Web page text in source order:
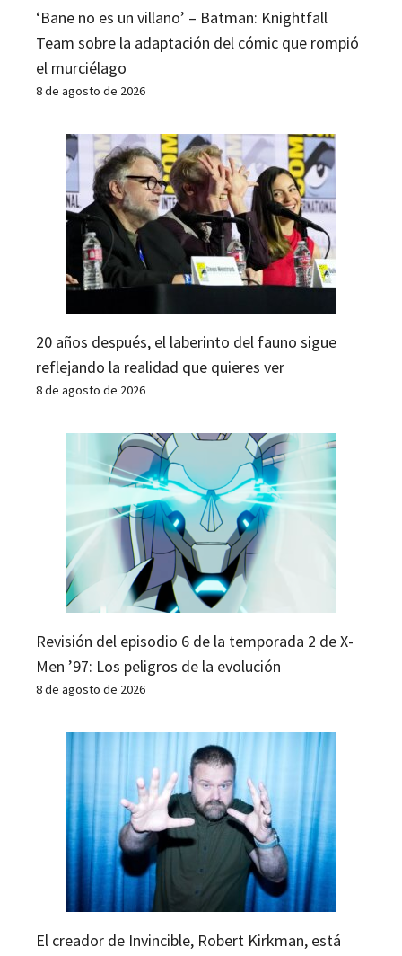
‘Bane no es un villano’ – Batman: Knightfall
Team sobre la adaptación del cómic que rompió
el murciélago
8 de agosto de 2026
20 años después, el laberinto del fauno sigue
reflejando la realidad que quieres ver
8 de agosto de 2026
Revisión del episodio 6 de la temporada 2 de X-
Men ’97: Los peligros de la evolución
8 de agosto de 2026
El creador de Invincible, Robert Kirkman, está